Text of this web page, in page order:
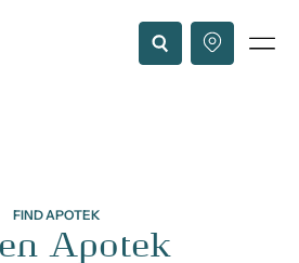
FIND APOTEK
Apotek